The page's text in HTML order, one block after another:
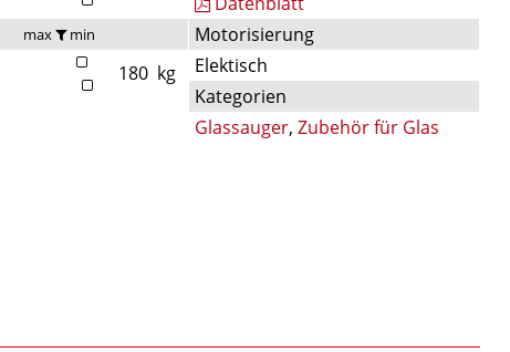
max min
180 kg
Motorisierung
Elektisch
Kategorien
Glassauger,Zubehör für Glas